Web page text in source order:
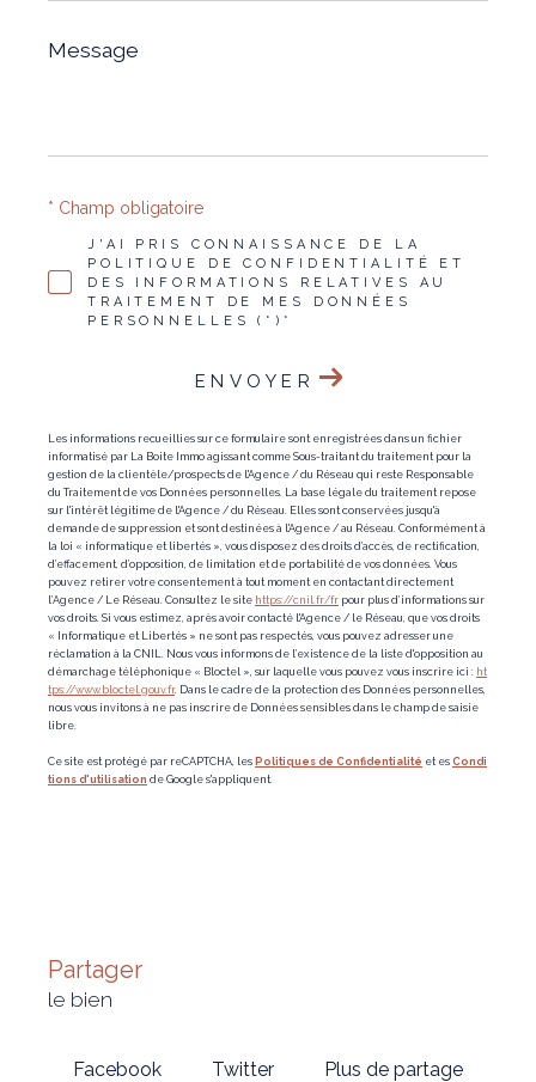
Message
*
J'AI PRIS CONNAISSANCE DE LA
POLITIQUE DE CONFIDENTIALITÉ ET
DES INFORMATIONS RELATIVES AU
TRAITEMENT DE MES DONNÉES
PERSONNELLES (*)*
* Champ obligatoire
ENVOYER
Les informations recueillies sur ce formulaire sont enregistrées dans un fichier
informatisé par La Boite Immo agissant comme Sous-traitant du traitement pour la
gestion de la clientèle/prospects de l'Agence / du Réseau qui reste Responsable
du Traitement de vos Données personnelles. La base légale du traitement repose
sur l'intérêt légitime de l'Agence / du Réseau. Elles sont conservées jusqu'à
demande de suppression et sont destinées à l'Agence / au Réseau. Conformément à
la loi « informatique et libertés », vous disposez des droits d’accès, de rectification,
d’effacement, d’opposition, de limitation et de portabilité de vos données. Vous
pouvez retirer votre consentement à tout moment en contactant directement
l’Agence / Le Réseau. Consultez le site https://cnil.fr/fr pour plus d’informations sur
vos droits. Si vous estimez, après avoir contacté l'Agence / le Réseau, que vos droits
« Informatique et Libertés » ne sont pas respectés, vous pouvez adresser une
réclamation à la CNIL. Nous vous informons de l’existence de la liste d'opposition au
démarchage téléphonique « Bloctel », sur laquelle vous pouvez vous inscrire ici : ht
tps://www.bloctel.gouv.fr. Dans le cadre de la protection des Données personnelles,
nous vous invitons à ne pas inscrire de Données sensibles dans le champ de saisie
libre.
Ce site est protégé par reCAPTCHA, les Politiques de Confidentialité et es Condi
tions d'utilisation de Google s'appliquent.
partager
le bien
Facebook Twitter Plus de partage